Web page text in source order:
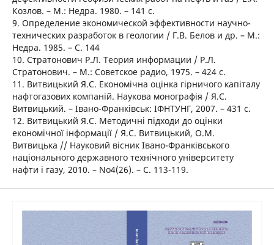
Козлов. – М.: Недра. 1980. – 141 с.
9. Определение экономической эффективности научно-
технических разработок в геологии / Г.В. Белов и др. – М.:
Недра. 1985. – С. 144
10. Стратонович Р.Л. Теория информации / Р.Л.
Стратонович. – М.: Советское радио, 1975. – 424 с.
11. Витвицький Я.С. Економічна оцінка гірничого капіталу
нафтогазових компаній. Наукова монографія / Я.С.
Витвицький. – Івано-Франківськ: ІФНТУНГ, 2007. – 431 с.
12. Витвицький Я.С. Методичні підходи до оцінки
економічної інформації / Я.С. Витвицький, О.М.
Витвицька // Науковий вісник Івано-Франківського
національного державного технічного університету
нафти і газу, 2010. – No4(26). – С. 113-119.